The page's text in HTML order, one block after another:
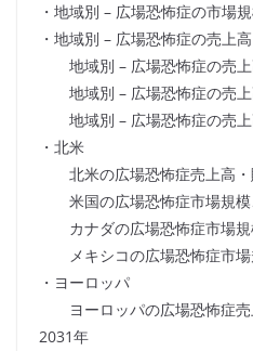
・地域別 – 広場恐怖症の市場
・地域別 – 広場恐怖症の売上
地域別 – 広場恐怖症の売上
地域別 – 広場恐怖症の売上
地域別 – 広場恐怖症の売上
・北米
北米の広場恐怖症売上高・
米国の広場恐怖症市場規模
カナダの広場恐怖症市場規
メキシコの広場恐怖症市場
・ヨーロッパ
ヨーロッパの広場恐怖症売
2031年